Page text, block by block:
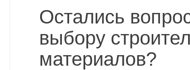
Остались
выбору
материалов?